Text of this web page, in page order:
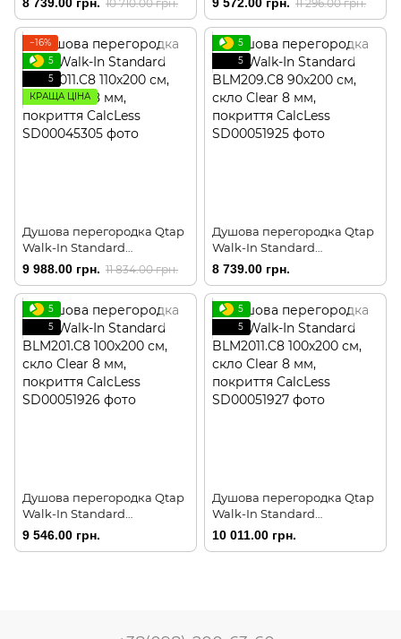
Clear 8 мм, покриття
CalcLess
10 710.00 грн.
Clear 8 мм, покриття
CalcLess
11 296.00 грн.
−16%
5
5
КРАЩА ЦІНА
Душова перегородка Qtap
Walk-In Standard
CRM2011.C8 110х200 см,
скло Clear 8 мм, покриття
CalcLess
9 988.00 грн. 11 834.00 грн.
5
5
Душова перегородка Qtap
Walk-In Standard
BLM209.C8 90х200 см, скло
Clear 8 мм, покриття
CalcLess
8 739.00 грн.
5
5
Душова перегородка Qtap
Walk-In Standard
BLM201.C8 100х200 см, скло
Clear 8 мм, покриття
9 546.00 грн.
5
5
Душова перегородка Qtap
Walk-In Standard
BLM2011.C8 100х200 см,
скло Clear 8 мм, покриття
10 011.00 грн.